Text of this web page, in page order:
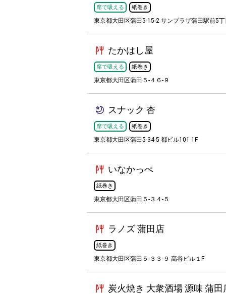
席で吸える 紙巻き
東京都大田区蒲田5-15-2 サンプラザ蒲田駅前5
たかはし屋
席で吸える 紙巻き
東京都大田区蒲田５-４６-９
スナック 杏
席で吸える 紙巻き
東京都大田区蒲田5-34-5 都ビル101 1F
いなかっぺ
紙巻き
東京都大田区蒲田５-３４-５
ラノズ 蒲田店
紙巻き
東京都大田区蒲田５-３３-９ 高谷ビル１F
炭火焼き 大衆酒場 源味 蒲田